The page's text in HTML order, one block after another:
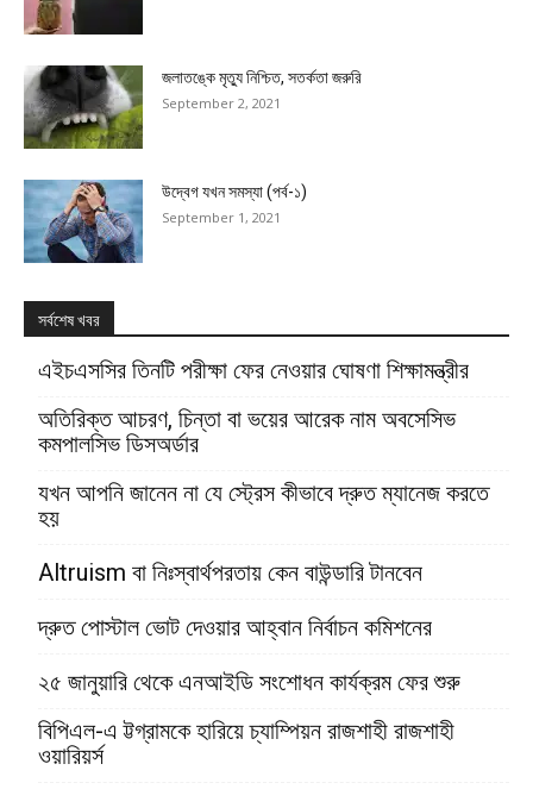
জলাতঙ্কে মৃত্যু নিশ্চিত, সতর্কতা জরুরি
September 2, 2021
উদ্বেগ যখন সমস্যা (পর্ব-১)
September 1, 2021
সর্বশেষ খবর
এইচএসসির তিনটি পরীক্ষা ফের নেওয়ার ঘোষণা শিক্ষামন্ত্রীর
অতিরিক্ত আচরণ, চিন্তা বা ভয়ের আরেক নাম অবসেসিভ
কমপালসিভ ডিসঅর্ডার
যখন আপনি জানেন না যে স্ট্রেস কীভাবে দ্রুত ম্যানেজ করতে
হয়
Altruism বা নিঃস্বার্থপরতায় কেন বাউন্ডারি টানবেন
দ্রুত পোস্টাল ভোট দেওয়ার আহ্বান নির্বাচন কমিশনের
২৫ জানুয়ারি থেকে এনআইডি সংশোধন কার্যক্রম ফের শুরু
বিপিএল-এ ট্টগ্রামকে হারিয়ে চ্যাম্পিয়ন রাজশাহী রাজশাহী
ওয়ারিয়র্স